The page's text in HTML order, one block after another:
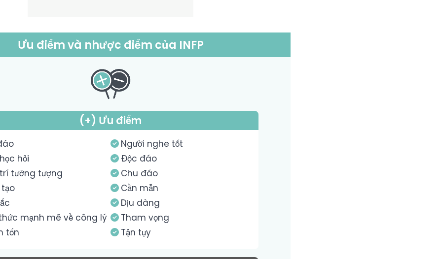
Ưu điểm và nhược điểm của INFP
(+) Ưu điểm
hỏi
tưởng tượng
mạnh mẽ về công lý
tốn
Người nghe tốt
Độc đáo
Chu đáo
Cần mẫn
Dịu dàng
Tham vọng
Tận tụy